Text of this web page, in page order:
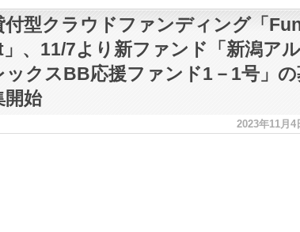
付型クラウドファンディング「
、11/7より新ファンド「新潟ア
ックスBB応援ファンド1－1号」の
開始
2023年11月4